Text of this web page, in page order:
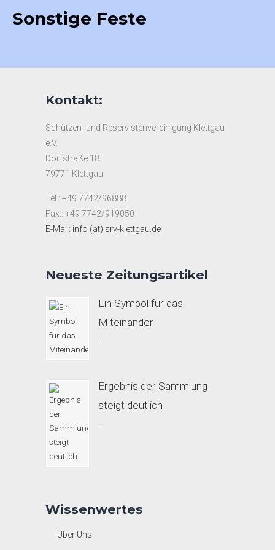
Sonstige Feste
Kontakt:
Schützen- und Reservistenvereinigung Klettgau
e.V.
Dorfstraße 18
79771 Klettgau
Tel.: +49 7742/96888
Fax.: +49 7742/919050
E-Mail: info (at) srv-klettgau.de
Neueste Zeitungsartikel
Ein Symbol für das
Miteinander
...
Ergebnis der Sammlung
steigt deutlich
...
Wissenwertes
Über Uns